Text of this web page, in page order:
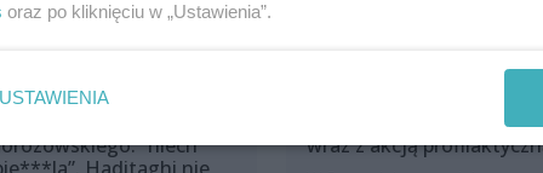
wpis członka
“niech
Haditaghi nie
Szczecinie otworzył się
wraz z akcją
oraz po kliknięciu w „Ustawienia”.
USTAWIENIA